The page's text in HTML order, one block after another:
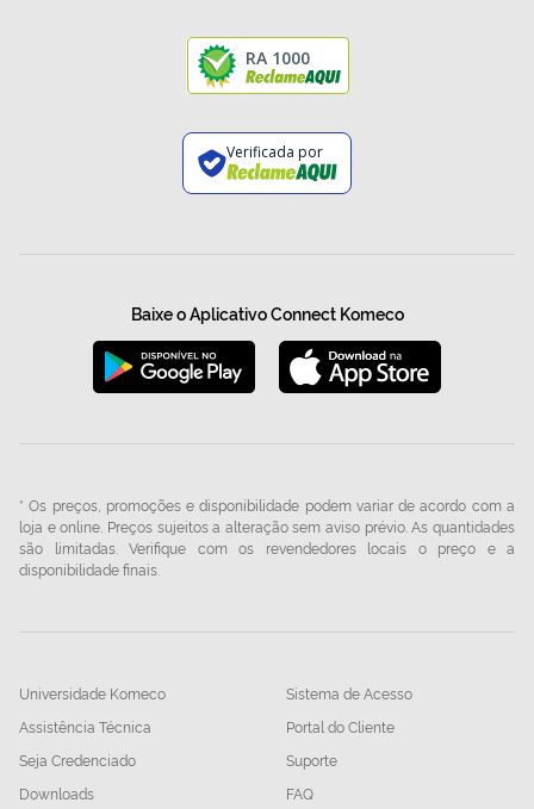
RA 1000
Verificada por
Baixe o Aplicativo Connect Komeco
* Os preços, promoções e disponibilidade podem variar de acordo com a
loja e online. Preços sujeitos a alteração sem aviso prévio. As quantidades
são limitadas. Verifique com os revendedores locais o preço e a
disponibilidade finais.
Universidade Komeco
Assistência Técnica
Seja Credenciado
Downloads
Sistema de Acesso
Portal do Cliente
Suporte
FAQ